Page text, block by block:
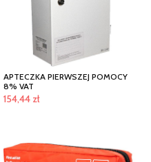
APTECZKA PIERWSZEJ POMOCY
8% VAT
154,44 zł